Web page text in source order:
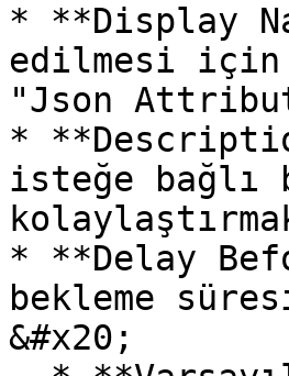
* **Display
edilmesi
"Json
*
isteğe bağlı
* **Delay
bekleme
&#x20;